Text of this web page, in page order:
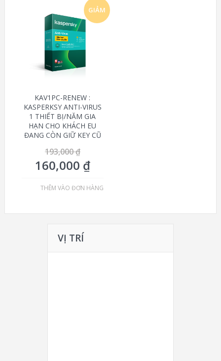
GIẢM
KAV1PC-RENEW :
KASPERKSY ANTI-VIRUS
1 THIẾT BỊ/NĂM GIA
HẠN CHO KHÁCH EU
ĐANG CÒN GIỮ KEY CŨ
193,000₫
160,000 ₫
THÊM VÀO ĐƠN HÀNG
VỊ TRÍ